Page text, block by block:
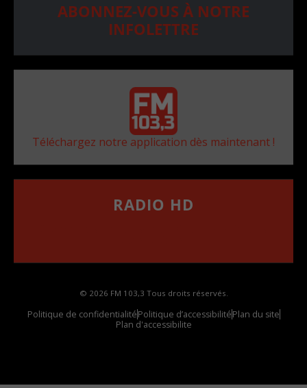
ABONNEZ-VOUS À NOTRE
INFOLETTRE
Téléchargez notre application dès maintenant !
RADIO HD
© 2026 FM 103,3 Tous droits réservés.
Politique de confidentialitéPolitique d’accessibilitéPlan du site
Plan d'accessibilite